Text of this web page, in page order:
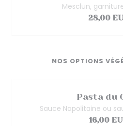
Mesclun,
28,00
NOS OPTIONS
Pasta du
Sauce Napolitaine ou
16,00